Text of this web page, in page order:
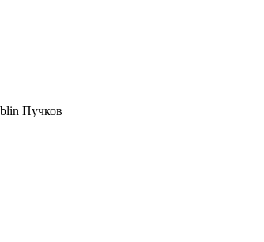
Пучков